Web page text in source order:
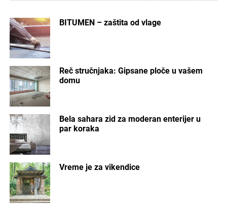
BITUMEN – zaštita od vlage
Reč stručnjaka: Gipsane ploče u vašem
domu
Bela sahara zid za moderan enterijer u
par koraka
Vreme je za vikendice